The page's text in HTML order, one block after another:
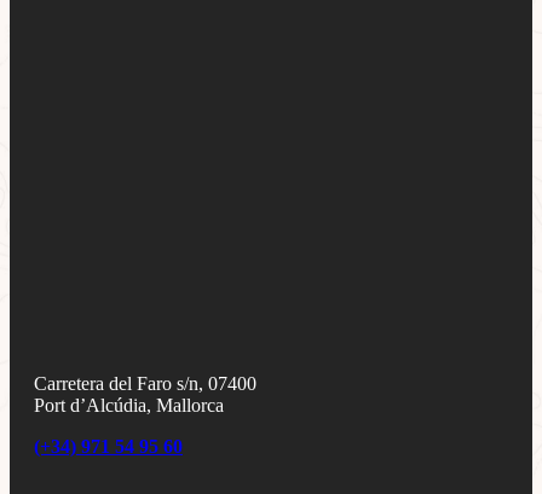
Carretera del Faro s/n, 07400
Port d’Alcúdia, Mallorca
(+34) 971 54 95 60